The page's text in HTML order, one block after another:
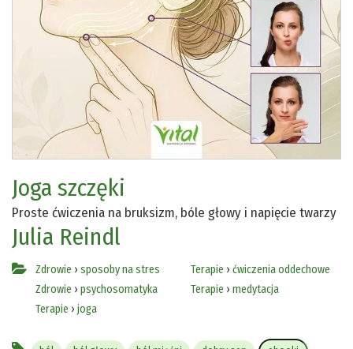
Joga szczęki
Proste ćwiczenia na bruksizm, bóle głowy i napięcie twarzy
Julia Reindl
Zdrowie › sposoby na stres
Zdrowie › psychosomatyka
Terapie › joga
Terapie › ćwiczenia oddechowe
Terapie › medytacja